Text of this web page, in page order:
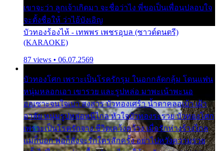
เขาจะว่า ลูกเจ้าเกิดมา จะชื่อว่าไง พี่ขอเป็นเพื่อนปลอบใจ
จะตั้งชื่อให้ ว่าไอ้บังเอิญ
บัวทองร้องไห้ - เทพพร เพชรอุบล (ซาวด์ดนตรี)
(KARAOKE)
87 views • 06.07.2569
บัวทองโศก เพราะเป็นโรครักรุม ในอกกลัดกลุ้ม โดนแฟน
หนุ่มหลอกเอา เขารวย และรูปหล่อ มาพะเน้าพะนอ
ออเซาะจนใจเบา สงสาร บัวทองเศร้า น้ำตาคลอเบ้า เฝ้า
อาลัย หนุ่มรูปหล่อหนีไกล หัวใจบัวทองระรวย บัวทองโศก
เพราะเป็นโรครักจาง ชีวิตเคว้งคว้าง เมื่อรักห่างร้างไกล
แม่ก็บอก พ่อก็สั่งจะรักใครสักครั้ง อย่าไปหวังความรวย